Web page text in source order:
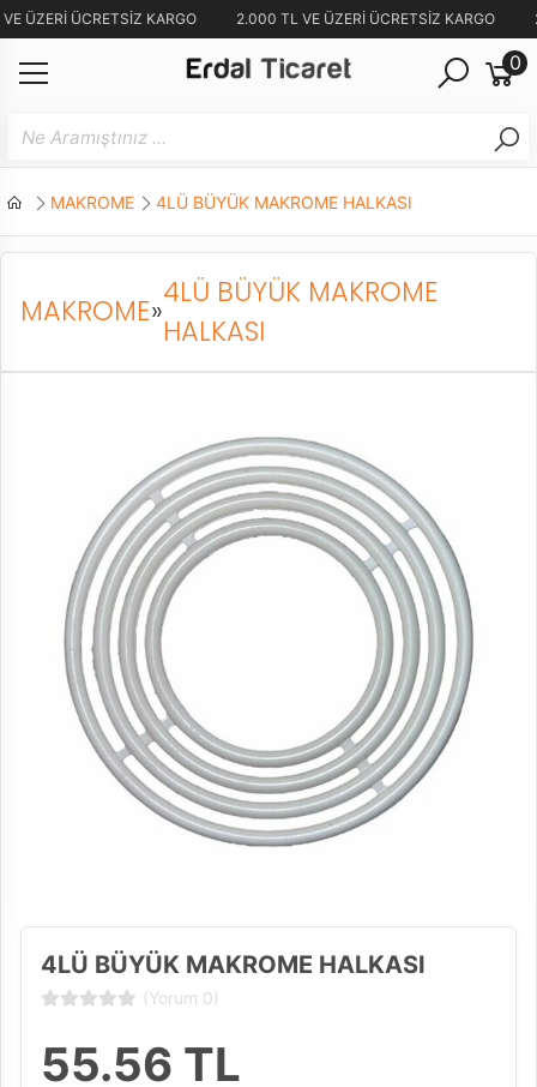
ÜZERİ ÜCRETSİZ KARGO 2.000 TL VE ÜZERİ ÜCRETSİZ KARGO
0
MAKROME 4LÜ BÜYÜK MAKROME HALKASI
MAKROME»
4LÜ BÜYÜK MAKROME
HALKASI
4LÜ BÜYÜK MAKROME HALKASI
(Yorum 0)
55.56 TL